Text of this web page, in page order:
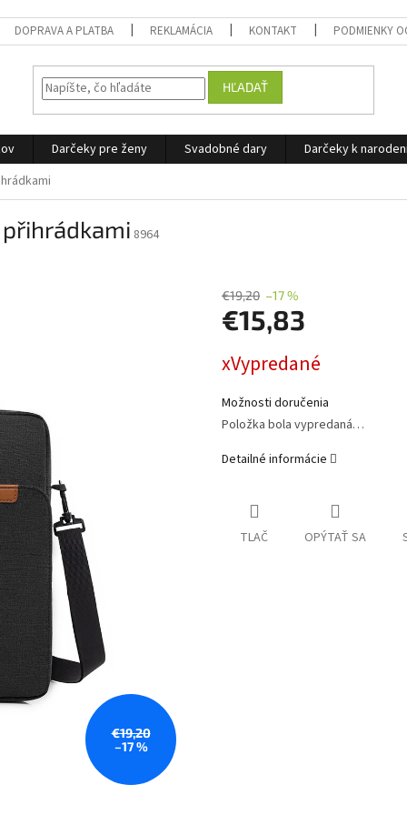
DOPRAVA A PLATBA REKLAMÁCIA KONTAKT PODMIENKY
HĽADAŤ
Darčeky pre ženy Svadobné dary Darčeky k
8964
€19,20
–17 %
€19,20 –17 %
€15,83
cena:
xVypredané
Možnosti doručenia
Položka bola vypredaná…
Detailné informácie
TLAČ OPÝTAŤ SA